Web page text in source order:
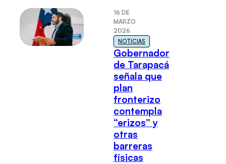
16 DE
MARZO
2026
NOTICIAS
Gobernador
de Tarapacá
señala que
plan
fronterizo
contempla
“erizos” y
otras
barreras
físicas